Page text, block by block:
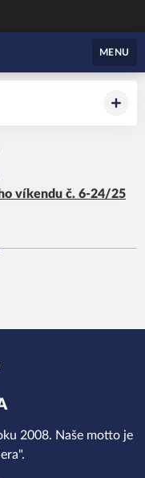
MENU
víkendu č. 6-24/25
2008. Naše motto je